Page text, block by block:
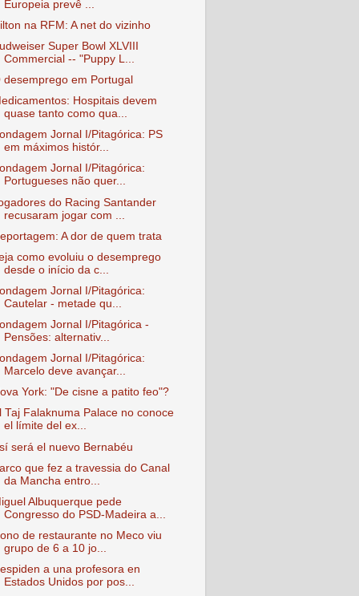
Europeia prevê ...
na RFM: A net do vizinho
Super Bowl XLVIII
Commercial -- "Puppy L...
desemprego em Portugal
Hospitais devem
quase tanto como qua...
Jornal I/Pitagórica: PS
em máximos histór...
Jornal I/Pitagórica:
Portugueses não quer...
do Racing Santander
recusaram jogar com ...
A dor de quem trata
como evoluiu o desemprego
desde o início da c...
Jornal I/Pitagórica:
Cautelar - metade qu...
Jornal I/Pitagórica -
Pensões: alternativ...
Jornal I/Pitagórica:
Marcelo deve avançar...
York: "De cisne a patito feo"?
Taj Falaknuma Palace no conoce
el límite del ex...
será el nuevo Bernabéu
que fez a travessia do Canal
da Mancha entro...
Albuquerque pede
Congresso do PSD-Madeira a...
de restaurante no Meco viu
grupo de 6 a 10 jo...
a una profesora en
Estados Unidos por pos...